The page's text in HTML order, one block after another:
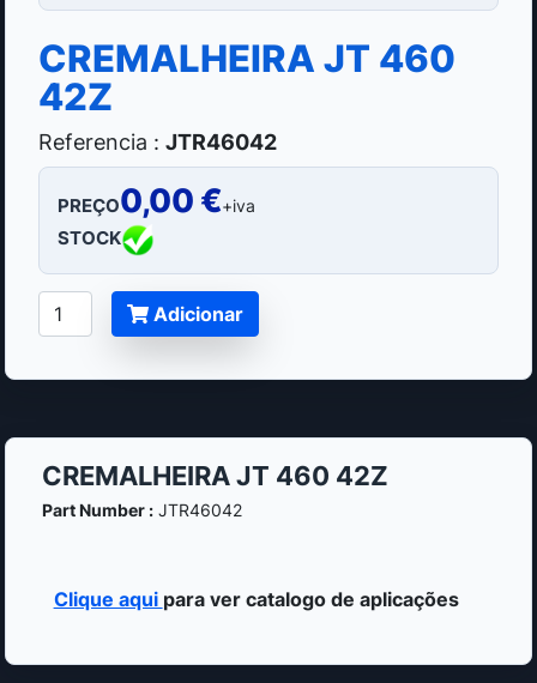
CREMALHEIRA JT 460
42Z
Referencia : JTR46042
PREÇO0,00 €+iva
STOCK
Adicionar
CREMALHEIRA JT 460 42Z
Part Number :JTR46042
Clique aqui para ver catalogo de aplicações